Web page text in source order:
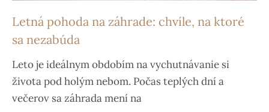
Letná pohoda na záhrade: chvíle, na ktoré
sa nezabúda
Leto je ideálnym obdobím na vychutnávanie si
života pod holým nebom. Počas teplých dní a
večerov sa záhrada mení na